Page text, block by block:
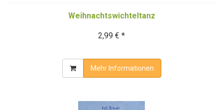
Weihnachtswichteltanz
2,99 € *
Mehr Informationen